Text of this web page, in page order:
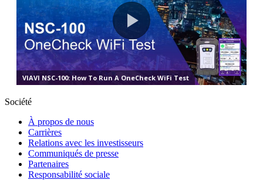
Société
À propos de nous
Carrières
Relations avec les investisseurs
Communiqués de presse
Partenaires
Responsabilité sociale